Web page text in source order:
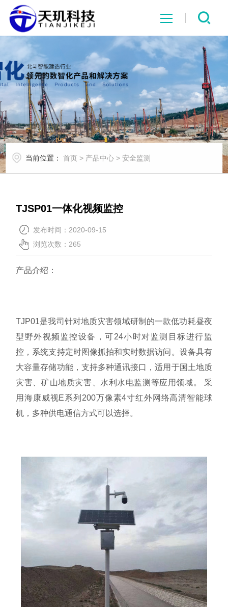
网站首页
系统中心
解决方案
项目案例
产品中心
行业资讯
当前位置： 首页 > 产品中心 >安全监测
TJSP01一体化视频监控
发布时间：2020-09-15
浏览次数： 265
产品介绍：
TJP01是我司针对地质灾害领域研制的一款低功耗昼夜
型野外视频监控设备，可24小时对监测目标进行监
控，系统支持定时图像抓拍和实时数据访问。设备具有
大容量存储功能，支持多种通讯接口，适用于国土地质
灾害、矿山地质灾害、水利水电监测等应用领域。 采
用海康威视E系列200万像素4寸红外网络高清智能球
机，多种供电通信方式可以选择。